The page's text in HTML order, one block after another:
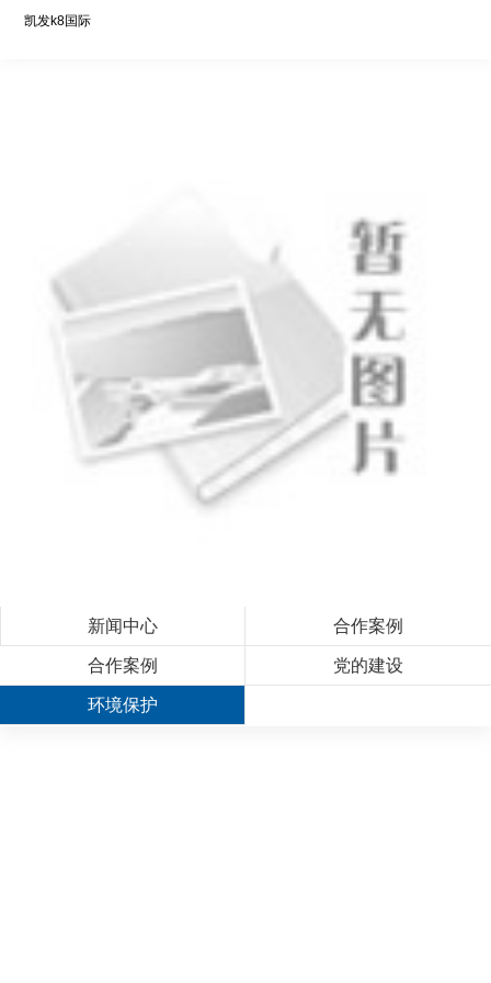
环境保护-凯发k8国际
凯发k8国际
新闻中心 合作案例
合作案例 党的建设
环境保护